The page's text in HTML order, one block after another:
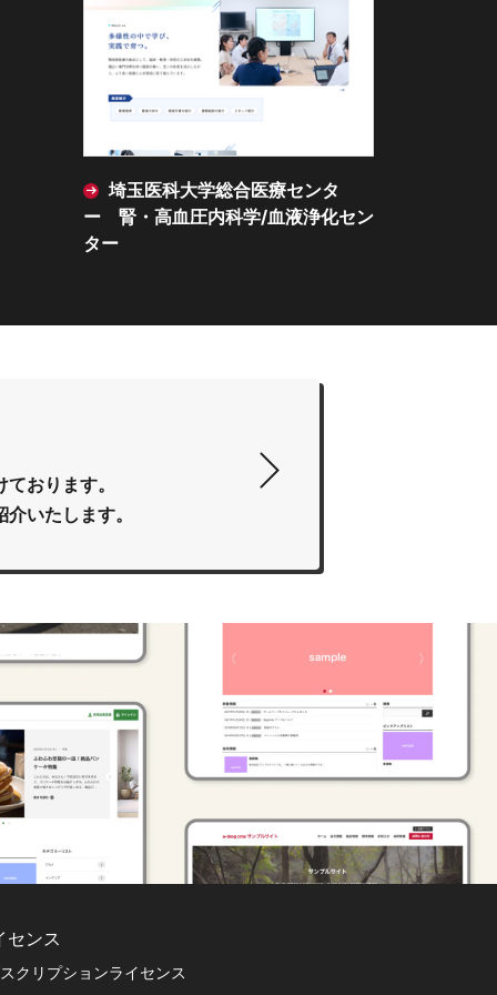
埼玉医科大学総合医療センタ
ー 腎・高血圧内科学/血液浄化セン
ター
おります。
いたします。
ンス
クリプションライセンス